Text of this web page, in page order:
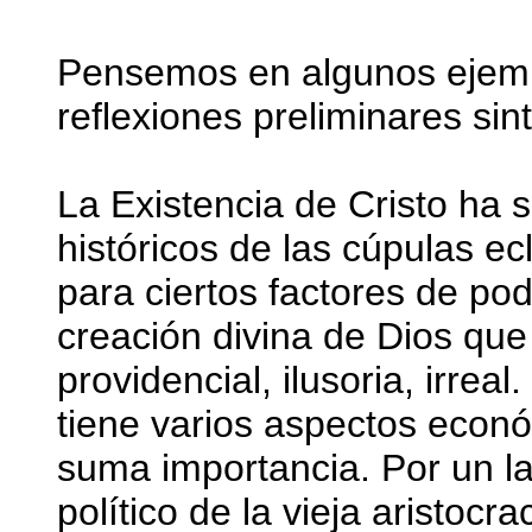
Pensemos en algunos
reflexiones preliminares
La Existencia de Cristo ha
históricos de las cúpulas
para ciertos factores de
creación divina de Dios
providencial, ilusoria, irreal.
tiene varios aspectos
suma importancia. Por un
político de la vieja